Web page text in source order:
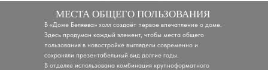
В «Доме Беляева» холл создаёт первое впечатление о доме.
Здесь продуман каждый элемент, чтобы места общего
пользования в новостройке выглядели современно и
сохраняли презентабельный вид долгие годы.
В отделке использована комбинация крупноформатного
МЕСТА ОБЩЕГО ПОЛЬЗОВАНИЯ